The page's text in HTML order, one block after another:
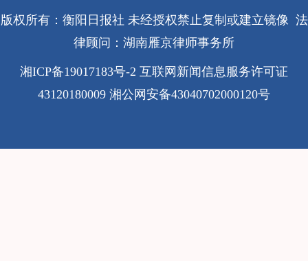
版权所有：衡阳日报社 未经授权禁止复制或建立镜像 法
律顾问：湖南雁京律师事务所
湘ICP备19017183号-2 互联网新闻信息服务许可证
43120180009 湘公网安备43040702000120号